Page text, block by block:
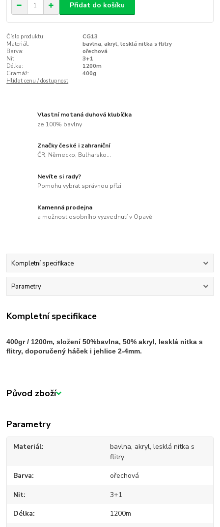
Přidat do košíku
Číslo produktu:
CG13
Materiál:
bavlna, akryl, lesklá nitka s flitry
Barva:
ořechová
Nit:
3+1
Délka:
1200m
Gramáž:
400g
Hlídat cenu / dostupnost
Vlastní motaná duhová klubíčka
ze 100% bavlny
Značky české i zahraniční
ČR, Německo, Bulharsko...
Nevíte si rady?
Pomohu vybrat správnou přízi
Kamenná prodejna
a možnost osobního vyzvednutí v Opavě
Kompletní specifikace
Parametry
Kompletní specifikace
400gr / 1200m, složení 50%bavlna, 50% akryl, lesklá nitka s
flitry, doporučený háček i jehlice 2-4mm.
Původ zboží
Parametry
Materiál
bavlna, akryl, lesklá nitka s
flitry
Barva ořechová
Nit 3+1
Délka 1200m